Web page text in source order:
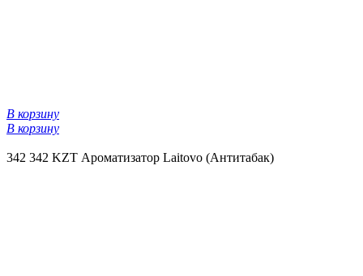
В корзину
В корзину
342 342 KZT Ароматизатор Laitovo (Антитабак)